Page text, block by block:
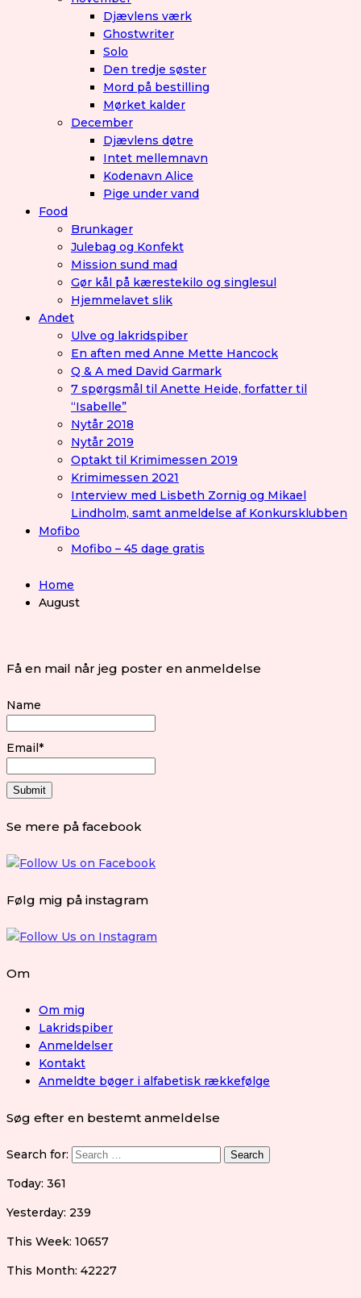
Djævlens værk
Ghostwriter
Solo
Den tredje søster
Mord på bestilling
Mørket kalder
December
Djævlens døtre
Intet mellemnavn
Kodenavn Alice
Pige under vand
Food
Brunkager
Julebag og Konfekt
Mission sund mad
Gør kål på kærestekilo og singlesul
Hjemmelavet slik
Andet
Ulve og lakridspiber
En aften med Anne Mette Hancock
Q & A med David Garmark
7 spørgsmål til Anette Heide, forfatter til
“Isabelle”
Nytår 2018
Nytår 2019
Optakt til Krimimessen 2019
Krimimessen 2021
Interview med Lisbeth Zornig og Mikael
Lindholm, samt anmeldelse af Konkursklubben
Mofibo
Mofibo – 45 dage gratis
Home
August
Få en mail når jeg poster en anmeldelse
Name
Email*
Se mere på facebook
Følg mig på instagram
Om
Om mig
Lakridspiber
Anmeldelser
Kontakt
Anmeldte bøger i alfabetisk rækkefølge
Søg efter en bestemt anmeldelse
Search for:
Today: 361
Yesterday: 239
This Week: 10657
This Month: 42227